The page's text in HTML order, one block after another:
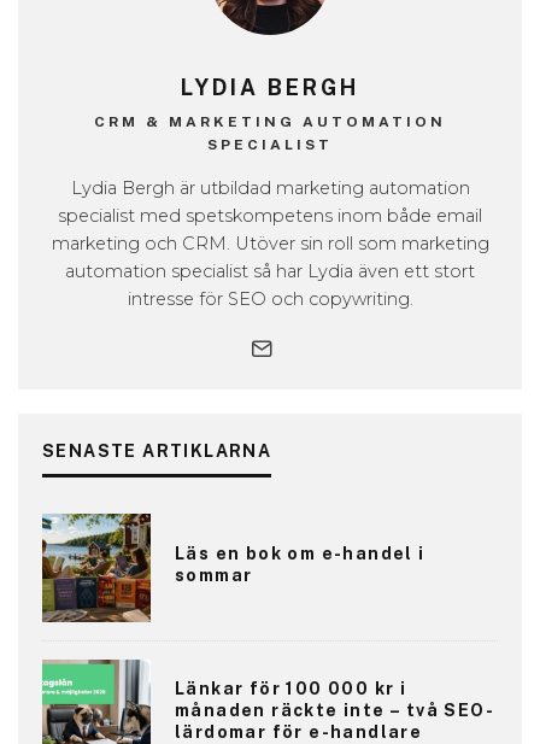
LYDIA BERGH
CRM & MARKETING AUTOMATION
SPECIALIST
Lydia Bergh är utbildad marketing automation
specialist med spetskompetens inom både email
marketing och CRM. Utöver sin roll som marketing
automation specialist så har Lydia även ett stort
intresse för SEO och copywriting.
SENASTE ARTIKLARNA
Läs en bok om e-handel i
sommar
Länkar för 100 000 kr i
månaden räckte inte – två SEO-
lärdomar för e-handlare